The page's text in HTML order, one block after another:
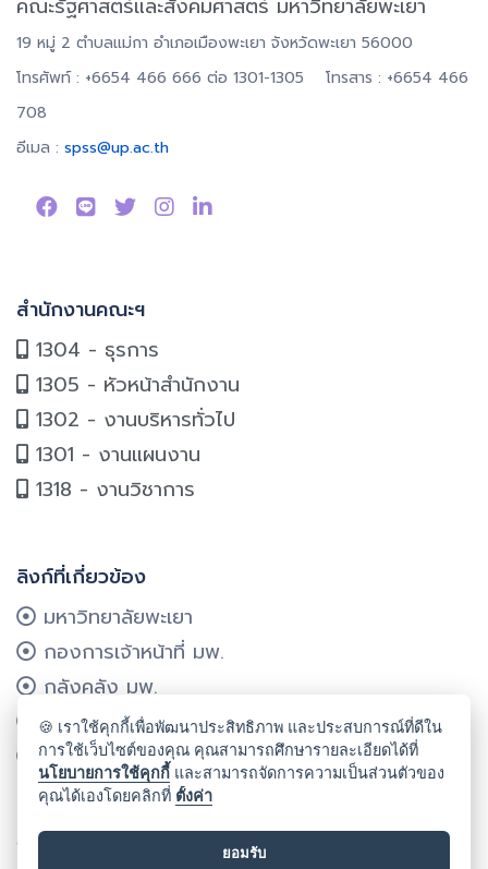
คณะรัฐศาสตร์และสังคมศาสตร์ มหาวิทยาลัยพะเยา
19 หมู่ 2 ตำบลแม่กา อำเภอเมืองพะเยา จังหวัดพะเยา 56000
โทรศัพท์ : +6654 466 666 ต่อ 1301-1305 โทรสาร : +6654 466
708
อีเมล : spss@up.ac.th
สำนักงานคณะฯ
1304 - ธุรการ
1305 - หัวหน้าสำนักงาน
1302 - งานบริหารทั่วไป
1301 - งานแผนงาน
1318 - งานวิชาการ
ลิงก์ที่เกี่ยวข้อง
มหาวิทยาลัยพะเยา
กองการเจ้าหน้าที่ มพ.
กลังคลัง มพ.
กองแผนงาน มพ.
ศูนย์บริการเทคโนโลยีฯ มพ.
ลิขสิทธิ์ © 2024 คณะรัฐศาสตร์และสังคมศาสตร์ มหาวิทยาลัยพะเยา
🍪 เราใช้คุกกี้เพื่อพัฒนาประสิทธิภาพ และประสบการณ์ที่ดีใน
การใช้เว็บไซต์ของคุณ คุณสามารถศึกษารายละเอียดได้ที่
นโยบายการใช้คุกกี้ และสามารถจัดการความเป็นส่วนตัวของ
คุณได้เองโดยคลิกที่ ตั้งค่า
ยอมรับ